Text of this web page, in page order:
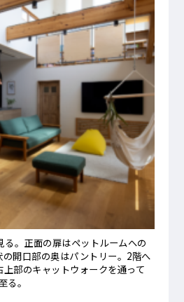
。正面の扉はペットルームへの
開口部の奥はパントリー。2階へ
上部のキャットウォークを通って
る。